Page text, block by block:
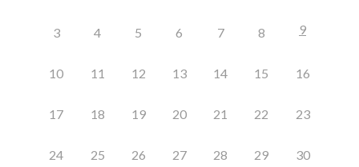
3 4 5 6 7 8 9
10 11 12 13 14 15 16
17 18 19 20 21 22 23
24 25 26 27 28 29 30